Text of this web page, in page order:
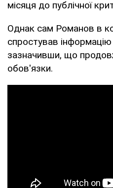
місяця до публічної
Однак сам Романов в
спростував інформацію
зазначивши, що
обов'язки.